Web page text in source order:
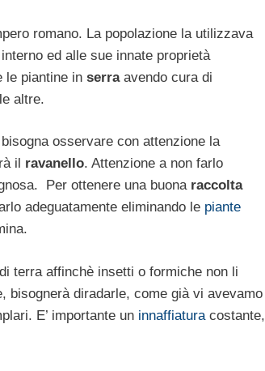
romano. La popolazione la utilizzava
ed alle sue innate proprietà
le piantine inserraavendo cura di
altre.
osservare con attenzione la
il ravanello. Attenzione a non farlo
Per ottenere una buona raccolta
adeguatamente eliminando le piante
terra affinchè insetti o formiche non li
bisognerà diradarle, come già vi avevamo
E’ importante un innaffiaturacostante,